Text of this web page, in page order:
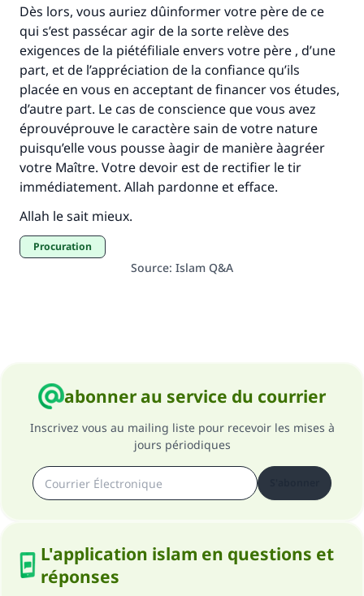
Dès lors, vous auriez dûinformer votre père de ce
qui s’est passécar agir de la sorte relève des
exigences de la piétéfiliale envers votre père , d’une
part, et de l’appréciation de la confiance qu’ils
placée en vous en acceptant de financer vos études,
d’autre part. Le cas de conscience que vous avez
éprouvéprouve le caractère sain de votre nature
puisqu’elle vous pousse àagir de manière àagréer
votre Maître. Votre devoir est de rectifier le tir
immédiatement. Allah pardonne et efface.
Allah le sait mieux.
Procuration
Source: Islam Q&A
abonner au service du courrier
Inscrivez vous au mailing liste pour recevoir les mises à
jours périodiques
L'application islam en questions et
réponses
Le Messager d'Allah (Paix sur lui) a dit:
"Celui qui indique une bonne action obtient la
même récompense que celui qui le fait."
(MOUSLIM 1893)
Soutenez IslamQA